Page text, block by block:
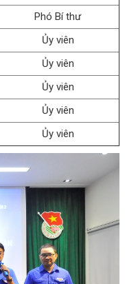
Phó Bí thư
Ủy viên
Ủy viên
Ủy viên
Ủy viên
Ủy viên